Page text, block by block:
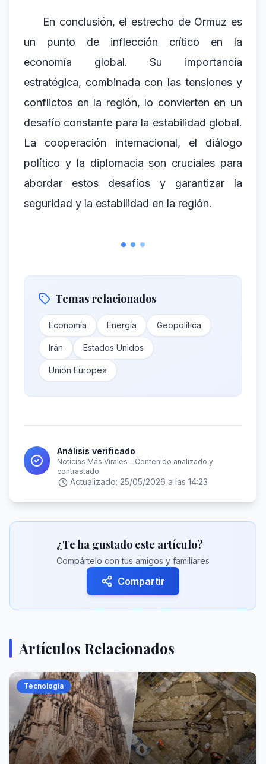
En conclusión, el estrecho de Ormuz es
un punto de inflección crítico en la
economía global. Su importancia
estratégica, combinada con las tensiones y
conflictos en la región, lo convierten en un
desafío constante para la estabilidad global.
La cooperación internacional, el diálogo
político y la diplomacia son cruciales para
abordar estos desafíos y garantizar la
seguridad y la estabilidad en la región.
Temas relacionados
Economía Energía Geopolítica
Irán Estados Unidos
Unión Europea
Análisis verificado
Noticias Más Virales - Contenido analizado y
contrastado
Actualizado: 25/05/2026 a las 14:23
¿Te ha gustado este artículo?
Compártelo con tus amigos y familiares
Compartir
Artículos Relacionados
Tecnología